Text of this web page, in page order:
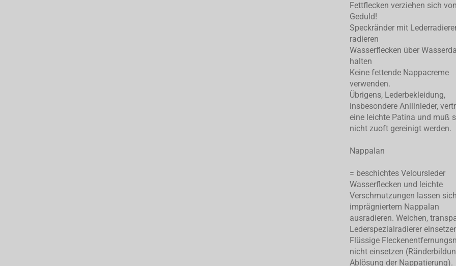
Fettflecken verziehen sich
Geduld!
Speckränder mit
radieren
Wasserflecken über
halten
Keine fettende Nappacreme
verwenden.
Übrigens, Lederbekleidung,
insbesondere Anilinleder,
eine leichte Patina und muß
nicht zuoft gereinigt werden.
Nappalan
= beschichtes Veloursleder
Wasserflecken und leichte
Verschmutzungen lassen
imprägniertem Nappalan
ausradieren. Weichen,
Lederspezialradierer
Flüssige
nicht einsetzen
Ablösung der Nappatierung).